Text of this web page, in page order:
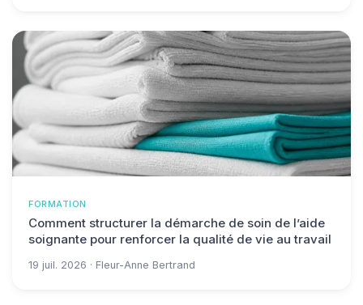
FORMATION
Comment structurer la démarche de soin de l’aide
soignante pour renforcer la qualité de vie au travail
19 juil. 2026 · Fleur-Anne Bertrand